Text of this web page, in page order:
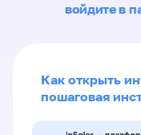
войдите в
Как открыть
пошаговая